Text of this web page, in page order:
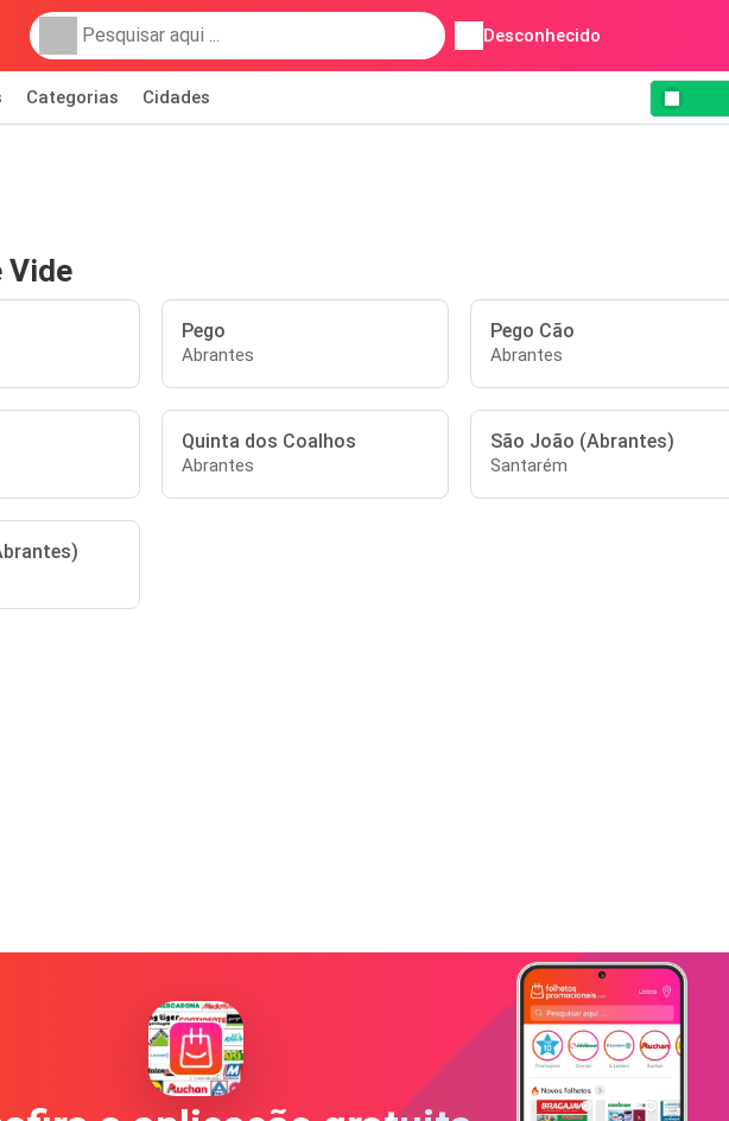
Desconhecido
Categorias Cidades
Vide
Pego
Abrantes
Pego Cão
Abrantes
Quinta dos Coalhos
Abrantes
São João (Abrantes)
Santarém